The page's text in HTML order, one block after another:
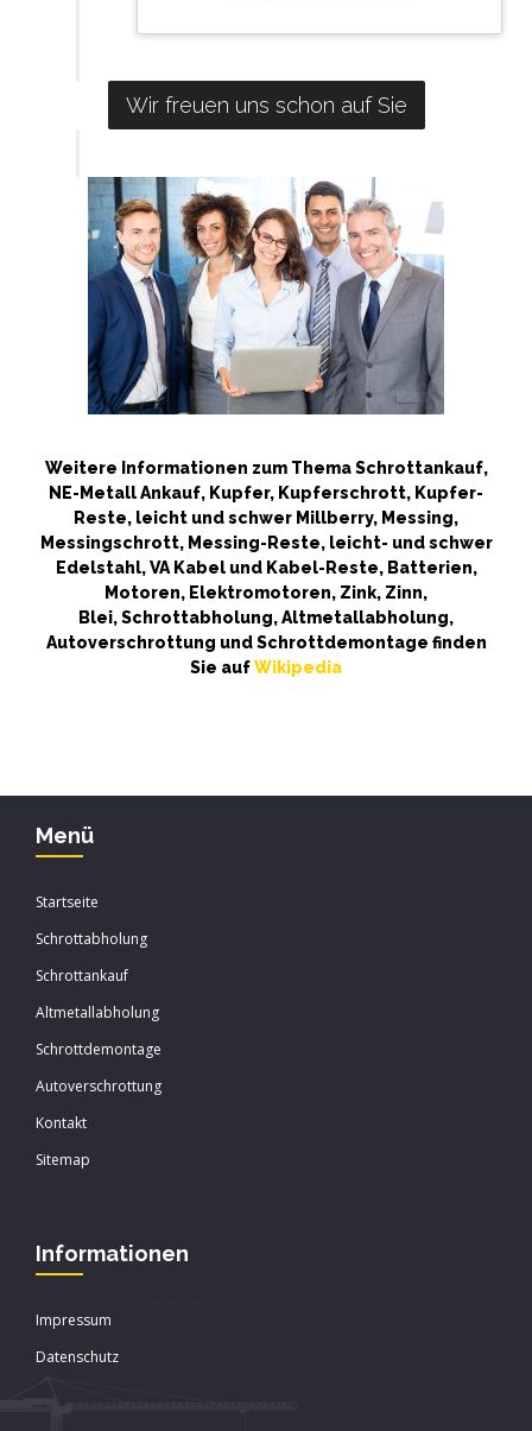
Wir freuen uns schon auf Sie
Weitere Informationen zum Thema Schrottankauf,
NE-Metall Ankauf, Kupfer, Kupferschrott, Kupfer-
Reste, leicht und schwer Millberry, Messing,
Messingschrott, Messing-Reste, leicht- und schwer
Edelstahl, VA Kabel und Kabel-Reste, Batterien,
Motoren, Elektromotoren, Zink, Zinn,
Blei, Schrottabholung, Altmetallabholung,
Autoverschrottung und Schrottdemontage finden
Sie aufWikipedia
Menü
Startseite
Schrottabholung
Schrottankauf
Altmetallabholung
Schrottdemontage
Autoverschrottung
Kontakt
Sitemap
Informationen
Impressum
Datenschutz